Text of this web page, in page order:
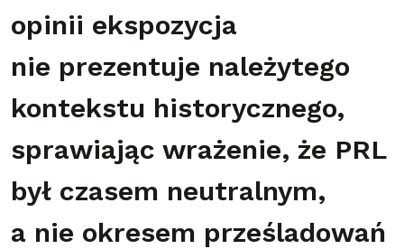
opinii ekspozycja
nie prezentuje należytego
kontekstu historycznego,
sprawiając wrażenie, że PRL
był czasem neutralnym,
a nie okresem prześladowań